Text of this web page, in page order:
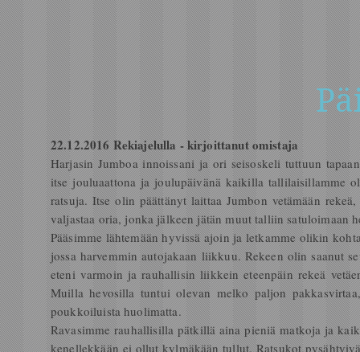
22.12.2016 Rekiajelulla - kirjoittanut omistaja
Harjasin Jumboa innoissani ja ori seisoskeli tuttuun
itse jouluaattona ja joulupäivänä kaikilla tallilaisillamme
ratsuja. Itse olin päättänyt laittaa Jumbon vetämään
valjastaa oria, jonka jälkeen jätän muut talliin satuloimaan
Pääsimme lähtemään hyvissä ajoin ja letkamme olikin
jossa harvemmin autojakaan liikkuu. Rekeen olin saanut
eteni varmoin ja rauhallisin liikkein eteenpäin rekeä
Muilla hevosilla tuntui olevan melko paljon
poukkoiluista huolimatta.
Ravasimme rauhallisilla pätkillä aina pieniä matkoja ja
kenellekkään ei ollut kylmäkään tullut. Ratsukot